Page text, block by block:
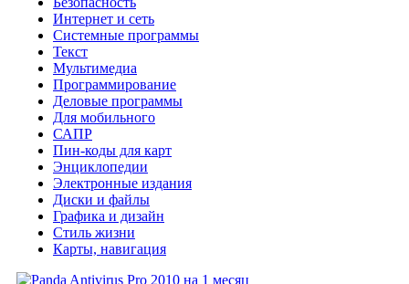
Интернет и сеть
Системные программы
Текст
Мультимедиа
Программирование
Деловые программы
Для мобильного
САПР
Пин-коды для карт
Энциклопедии
Электронные издания
Диски и файлы
Графика и дизайн
Стиль жизни
Карты, навигация